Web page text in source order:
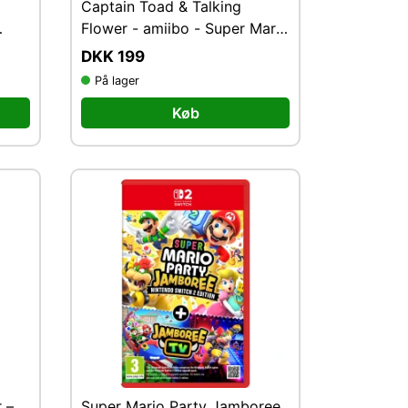
Captain Toad & Talking
Flower - amiibo - Super Mario
Collection - Nintendo
DKK 199
På lager
Køb